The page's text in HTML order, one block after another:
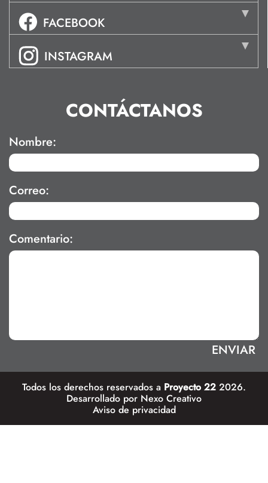
FACEBOOK
INSTAGRAM
CONTÁCTANOS
Nombre:
Correo:
Comentario:
Todos los derechos reservados a Proyecto 22 2026.
Desarrollado por Nexo Creativo
Aviso de privacidad